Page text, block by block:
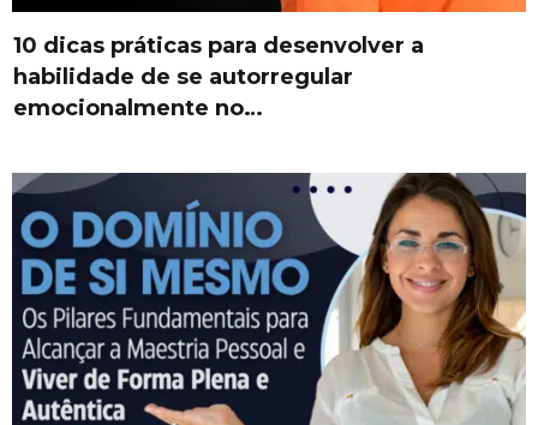
10 dicas práticas para desenvolver a
habilidade de se autorregular
emocionalmente no…